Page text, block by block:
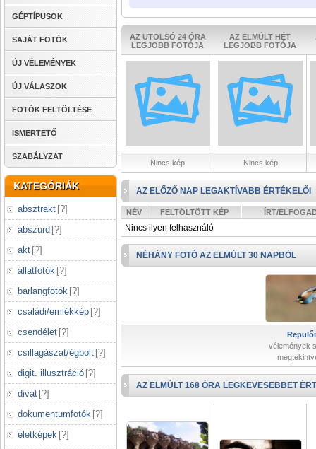
GÉPTÍPUSOK
SAJÁT FOTÓK
ÚJ VÉLEMÉNYEK
ÚJ VÁLASZOK
FOTÓK FELTÖLTÉSE
ISMERTETŐ
SZABÁLYZAT
KATEGÓRIÁK
absztrakt [?]
abszurd [?]
akt [?]
állatfotók [?]
barlangfotók [?]
családi/emlékkép [?]
csendélet [?]
csillagászat/égbolt [?]
digit. illusztráció [?]
divat [?]
dokumentumfotók [?]
életképek [?]
AZ UTOLSÓ 24 ÓRA
LEGJOBB FOTÓJA
AZ ELMÚLT HÉT
LEGJOBB FOTÓJA
Nincs kép Nincs kép
AZ ELŐZŐ NAP LEGAKTÍVABB ÉRTÉKELŐI
NÉV FELTÖLTÖTT KÉP ÍRT/
Nincs ilyen felhasználó
NÉHÁNY FOTÓ AZ ELMÚLT 30 NAPBÓL
vélemények
AZ ELMÚLT 168 ÓRA LEGKEVESEBBET